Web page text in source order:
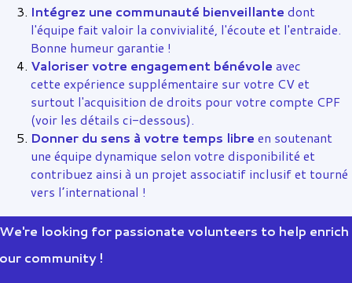
Intégrez une communauté bienveillante dont
l'équipe fait valoir la convivialité, l'écoute et l'entraide.
Bonne humeur garantie !
Valoriser votre engagement bénévole avec
cette expérience supplémentaire sur votre CV et
surtout l'acquisition de droits pour votre compte CPF
(voir les détails ci-dessous).
Donner du sens à votre temps libre en soutenant
une équipe dynamique selon votre disponibilité et
contribuez ainsi à un projet associatif inclusif et tourné
vers l’international !
looking for passionate volunteers to help enrich
community !